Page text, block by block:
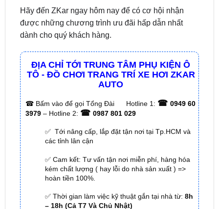
dành cho quý khách hàng.
ĐỊA CHỈ TỚI TRUNG TÂM PHỤ KIỆN Ô
TÔ - ĐỒ CHƠI TRANG TRÍ XE HƠI ZKAR
☎Bấm vào để gọi Tổng Đài Hotline 1:☎ 0949 60
0987 801 029
✅ Tới nâng cấp, lắp đặt tận nơi tại Tp.HCM và
các tỉnh lân cận
✅ Cam kết: Tư vấn tận nơi miễn phí, hàng hóa
kém chất lượng ( hay lỗi do nhà sản xuất ) =>
✅ Thời gian làm việc kỹ thuật gắn tại nhà từ:8h
– 18h (Cả T7 Và Chủ Nhật)
✅ Có xuấthóa đơn VATcho Khách Hàng